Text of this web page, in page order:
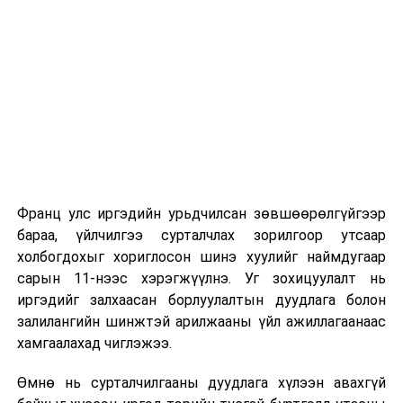
2026 оны 9 дүгээр сарын 13-наас оюутнуудыг
дотуур байранд оруулж эхэлнэ.
Сургууль, цэцэрлэгийн үйл ажиллагааны
зохицуулалт
2026 оны 8 дугаар сарын 17–28-ны өдрүүдэд
байранд элсэлт, бүртгэл болон бусад аливаа
Франц улс иргэдийн урьдчилсан зөвшөөрөлгүйгээр
бараа, үйлчилгээ сурталчлах зорилгоор утсаар
холбогдохыг хориглосон шинэ хуулийг наймдугаар
сарын 11-нээс хэрэгжүүлнэ. Уг зохицуулалт нь
иргэдийг залхаасан борлуулалтын дуудлага болон
залилангийн шинжтэй арилжааны үйл ажиллагаанаас
хамгаалахад чиглэжээ.
Өмнө нь сурталчилгааны дуудлага хүлээн авахгүй